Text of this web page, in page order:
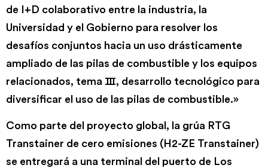
de I+D colaborativo entre la industria, la
Universidad y el Gobierno para resolver los
desafíos conjuntos hacia un uso drásticamente
ampliado de las pilas de combustible y los equipos
relacionados, tema Ⅲ, desarrollo tecnológico para
diversificar el uso de las pilas de combustible.»
Como parte del proyecto global, la grúa RTG
Transtainer de cero emisiones (H2-ZE Transtainer)
se entregará a una terminal del puerto de Los